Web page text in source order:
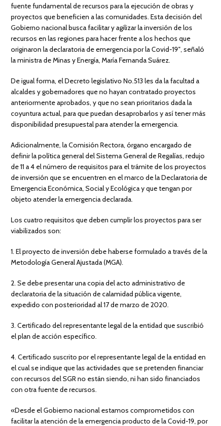
fuente fundamental de recursos para la ejecución de obras y
proyectos que beneficien a las comunidades. Esta decisión del
Gobierno nacional busca facilitar y agilizar la inversión de los
recursos en las regiones para hacer frente a los hechos que
originaron la declaratoria de emergencia por la Covid-19″, señaló
la ministra de Minas y Energía, María Fernanda Suárez.
De igual forma, el Decreto legislativo No.513 les da la facultad a
alcaldes y gobernadores que no hayan contratado proyectos
anteriormente aprobados, y que no sean prioritarios dada la
coyuntura actual, para que puedan desaprobarlos y así tener más
disponibilidad presupuestal para atender la emergencia.
Adicionalmente, la Comisión Rectora, órgano encargado de
definir la política general del Sistema General de Regalías, redujo
de 11 a 4 el número de requisitos para el trámite de los proyectos
de inversión que se encuentren en el marco de la Declaratoria de
Emergencia Económica, Social y Ecológica y que tengan por
objeto atender la emergencia declarada.
Los cuatro requisitos que deben cumplir los proyectos para ser
viabilizados son:
1. El proyecto de inversión debe haberse formulado a través de la
Metodología General Ajustada (MGA).
2. Se debe presentar una copia del acto administrativo de
declaratoria de la situación de calamidad pública vigente,
expedido con posterioridad al 17 de marzo de 2020.
3. Certificado del representante legal de la entidad que suscribió
el plan de acción específico.
4. Certificado suscrito por el representante legal de la entidad en
el cual se indique que las actividades que se pretenden financiar
con recursos del SGR no están siendo, ni han sido financiados
con otra fuente de recursos.
«Desde el Gobierno nacional estamos comprometidos con
facilitar la atención de la emergencia producto de la Covid-19, por